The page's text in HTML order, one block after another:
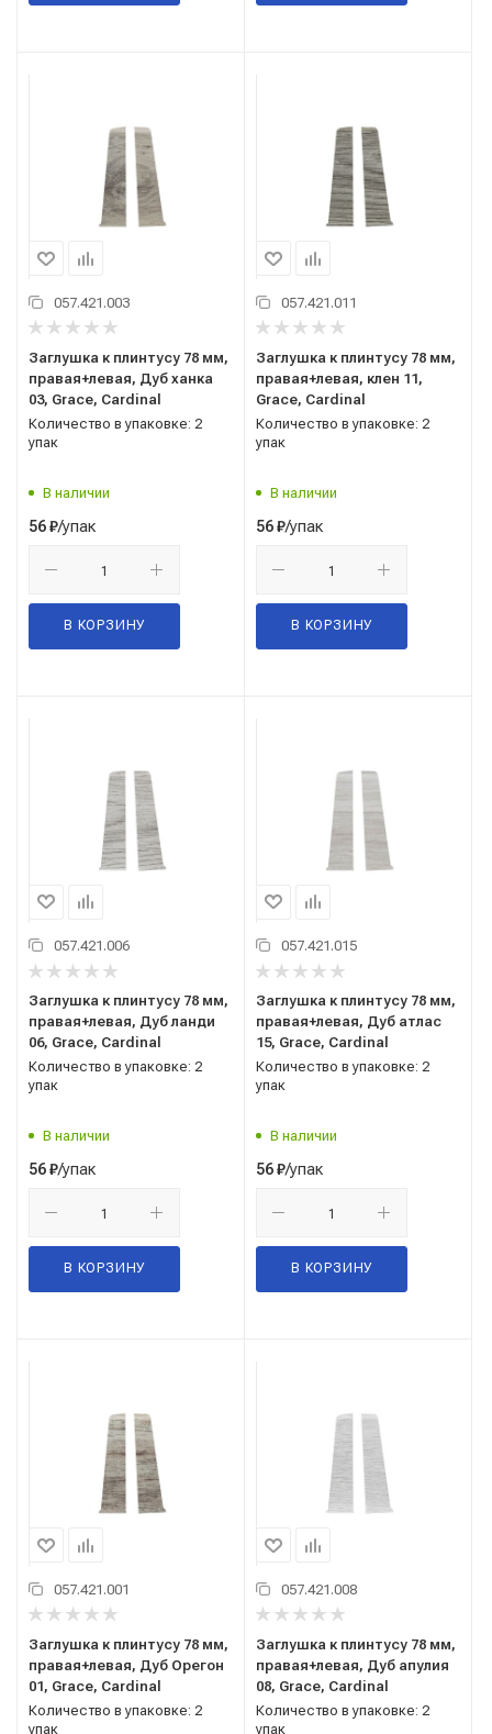
057.421.003
Заглушка к плинтусу 78 мм,
правая+левая, Дуб ханка
03, Grace, Cardinal
Количество в упаковке: 2
упак
В наличии
56₽/упак
В КОРЗИНУ
057.421.011
Заглушка к плинтусу 78 мм,
правая+левая, клен 11,
Grace, Cardinal
Количество в упаковке: 2
упак
В наличии
56₽/упак
В КОРЗИНУ
057.421.006
Заглушка к плинтусу 78 мм,
правая+левая, Дуб ланди
06, Grace, Cardinal
Количество в упаковке: 2
упак
В наличии
56₽/упак
В КОРЗИНУ
057.421.015
Заглушка к плинтусу 78 мм,
правая+левая, Дуб атлас
15, Grace, Cardinal
Количество в упаковке: 2
упак
В наличии
56₽/упак
В КОРЗИНУ
057.421.001
Заглушка к плинтусу 78 мм,
правая+левая, Дуб Орегон
01, Grace, Cardinal
Количество в упаковке: 2
упак
057.421.008
Заглушка к плинтусу 78 мм,
правая+левая, Дуб апулия
08, Grace, Cardinal
Количество в упаковке: 2
упак